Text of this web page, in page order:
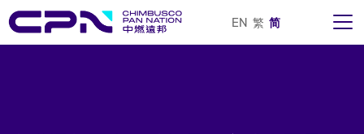
EN 繁 简